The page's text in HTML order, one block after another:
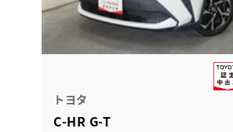
トヨタ
C-HR G-T